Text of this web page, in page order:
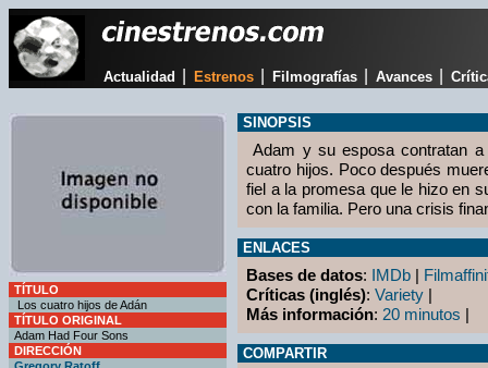
Actualidad Estrenos Filmografías Avances
TÍTULO
Los cuatro hijos de Adán
TÍTULO ORIGINAL
Adam Had Four Sons
DIRECCIÓN
SINOPSIS
Adam y su esposa contratan
cuatro hijos. Poco después
fiel a la promesa que le hizo en
con la familia. Pero una crisis
ENLACES
Bases de datos: IMDb |
Críticas (inglés): Variety |
Más información: 20 minutos |
COMPARTIR